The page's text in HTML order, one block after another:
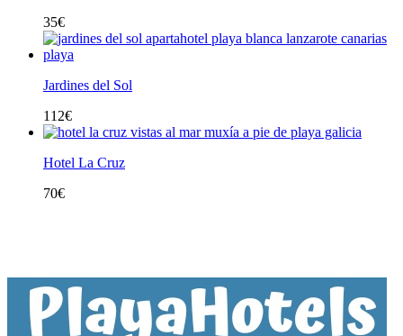
35€
Jardines del Sol
112€
Hotel La Cruz
70€